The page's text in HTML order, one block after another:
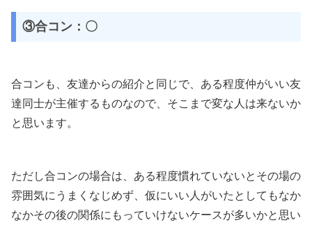
③合コン：〇
合コンも、友達からの紹介と同じで、ある程度仲がいい友
達同士が主催するものなので、そこまで変な人は来ないか
と思います。
ただし合コンの場合は、ある程度慣れていないとその場の
雰囲気にうまくなじめず、仮にいい人がいたとしてもなか
なかその後の関係にもっていけないケースが多いかと思い